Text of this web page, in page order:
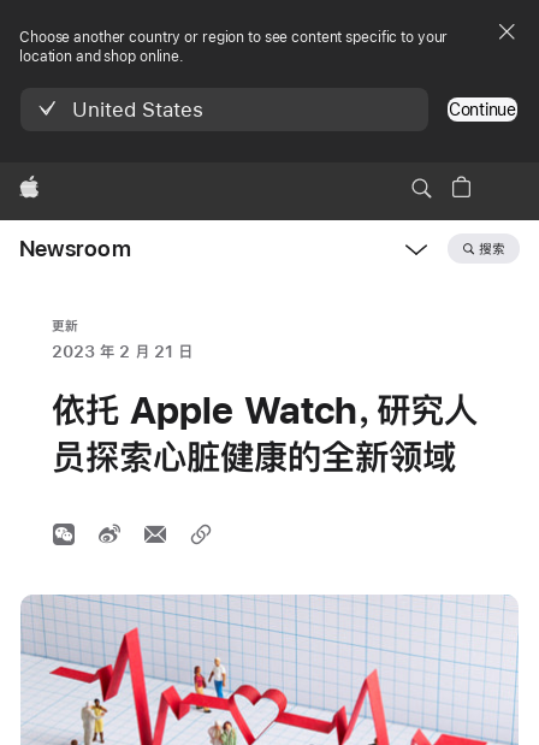
Choose another country or region to see content specific to your
location and shop online.
United States Continue
Apple
Newsroom 搜索
更新
2023 年 2 月 21 日
依托 Apple Watch，研究人
员探索心脏健康的全新领域